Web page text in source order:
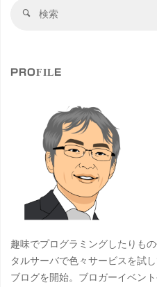
検
PROFILE
趣味でプログラミングしたりも
タルサーバで色々サービスを試
ブログを開始。ブロガーイベン